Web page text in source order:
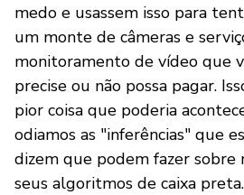
medo e usassem isso para
um monte de câmeras e
monitoramento de vídeo que
precise ou não possa pagar.
pior coisa que poderia
odiamos as "inferências" que
dizem que podem fazer sobre
seus algoritmos de caixa